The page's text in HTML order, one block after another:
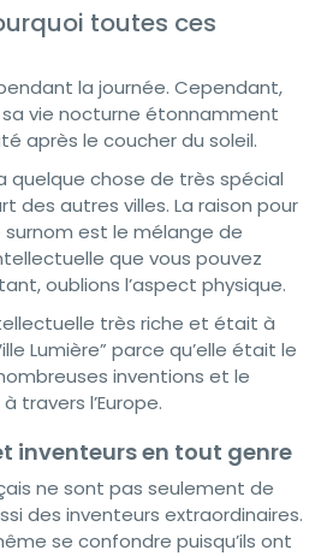
toutes ces
la journée. Cependant,
vie nocturne étonnamment
après le coucher du soleil.
quelque chose de très spécial
des autres villes. La raison pour
est le mélange de
que vous pouvez
oublions l’aspect physique.
très riche et était à
Lumière” parce qu’elle était le
inventions et le
travers l’Europe.
inventeurs en tout genre
ne sont pas seulement de
des inventeurs extraordinaires.
se confondre puisqu’ils ont